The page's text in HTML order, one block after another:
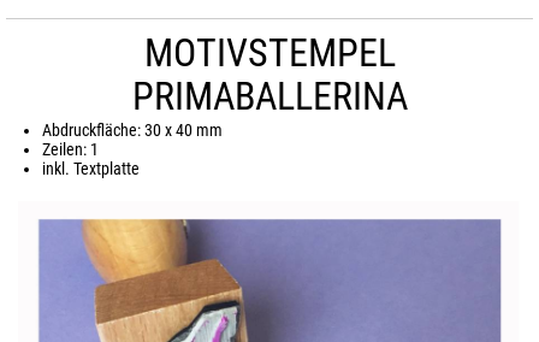
MOTIVSTEMPEL
PRIMABALLERINA
Abdruckfläche: 30 x 40 mm
Zeilen: 1
inkl. Textplatte